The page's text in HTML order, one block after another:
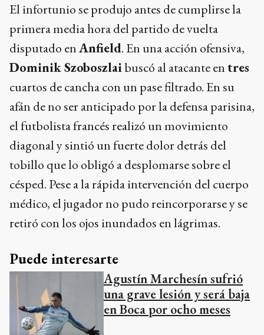
El infortunio se produjo antes de cumplirse la
primera media hora del partido de vuelta
disputado enAnfield. En una acción ofensiva,
Dominik Szoboszlaibuscó al atacante entres
cuartos de cancha con un pase filtrado. En su
afán de no ser anticipado por la defensa parisina,
el futbolista francés realizó un movimiento
diagonal y sintió un fuerte dolor detrás del
tobillo que lo obligó a desplomarse sobre el
césped. Pese a la rápida intervención del cuerpo
médico, el jugador no pudo reincorporarse y se
retiró con los ojos inundados en lágrimas.
Puede interesarte
Agustín Marchesín sufrió
una grave lesión y será baja
en Boca por ocho meses